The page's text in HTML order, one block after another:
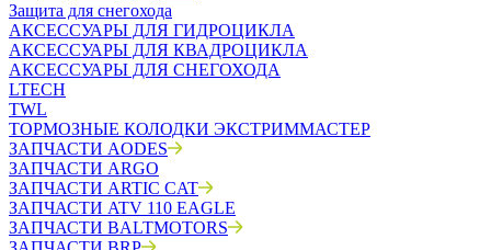
Защита для снегохода
АКСЕССУАРЫ ДЛЯ ГИДРОЦИКЛА
АКСЕССУАРЫ ДЛЯ КВАДРОЦИКЛА
АКСЕССУАРЫ ДЛЯ СНЕГОХОДА
LTECH
TWL
ТОРМОЗНЫЕ КОЛОДКИ ЭКСТРИММАСТЕР
ЗАПЧАСТИ AODES
ЗАПЧАСТИ ARGO
ЗАПЧАСТИ ARTIC CAT
ЗАПЧАСТИ ATV 110 EAGLE
ЗАПЧАСТИ BALTMOTORS